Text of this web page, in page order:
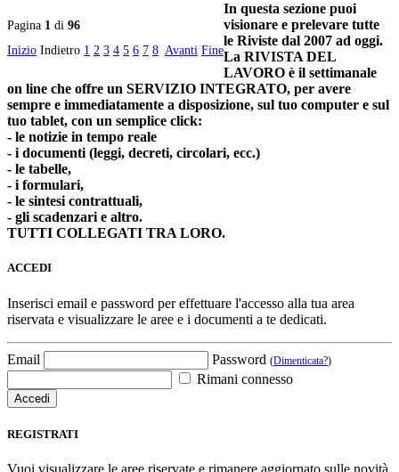
Pagina 1 di 96
Inizio Indietro 1 2 3 4 5 6 7 8 Avanti Fine
In questa sezione puoi
visionare e prelevare tutte
le Riviste dal 2007 ad oggi.
La RIVISTA DEL
LAVORO è il settimanale
on line che offre un SERVIZIO INTEGRATO, per avere
sempre e immediatamente a disposizione, sul tuo computer e sul
tuo tablet, con un semplice click:
- le notizie in tempo reale
- i documenti (leggi, decreti, circolari, ecc.)
- le tabelle,
- i formulari,
- le sintesi contrattuali,
- gli scadenzari e altro.
TUTTI COLLEGATI TRA LORO.
ACCEDI
Inserisci email e password per effettuare l'accesso alla tua area
riservata e visualizzare le aree e i documenti a te dedicati.
Email Password (Dimenticata?)
Rimani connesso
REGISTRATI
Vuoi visualizzare le aree riservate e rimanere aggiornato sulle novità